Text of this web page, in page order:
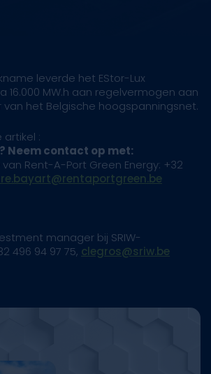
leverde het EStor-Lux
16.000 MW.h aan regelvermogen aan
van het Belgische hoogspanningsnet.
artikel :
Neem contact op met:
van Rent-A-Port Green Energy: +32
manager bij SRIW-
496 94 97 75, clegros@sriw.be